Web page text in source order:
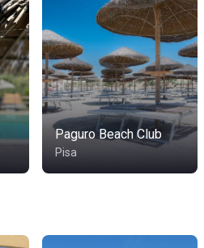
Paguro Beach Club
Pisa